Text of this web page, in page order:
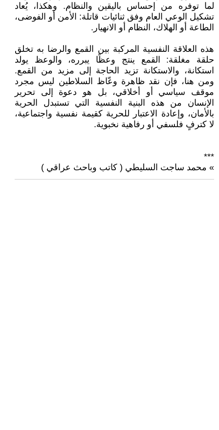
لما توفره من إحساس باليقين والنظام. وهكذا، يُعاد
تشكيل الوعي العام وفق ثنائيات قاتلة: الأمن أو الفوضى،
الطاعة أو الهلاك، النظام أو الانهيار.
هذه العلاقة النفسية المركبة بين القمع والرضا به تخلق
حلقة مغلقة: القمع ينتج وعظًا يبرره، والوعظ يولد
استكانة، والاستكانة تزيد الحاجة إلى مزيد من القمع.
ومن هنا، فإن نقد ظاهرة وعّاظ السلاطين ليس مجرد
موقف سياسي أو أخلاقي، بل هو دعوة إلى تحرير
الإنسان من هذه البنية النفسية التي تستبدل الحرية
بالأمان، وإعادة الاعتبار للحرية كقيمة نفسية واجتماعية،
لا كترفٍ فلسفي أو رفاهية نخبوية.
***
» محمد ساجت السليطي ( كاتب وباحث عراقي )